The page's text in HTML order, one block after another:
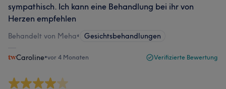
sympathisch. Ich kann eine Behandlung bei ihr von
Herzen empfehlen
Behandelt von Meha• Gesichtsbehandlungen
Caroline•vor 4 Monaten Verifizierte Bewertung